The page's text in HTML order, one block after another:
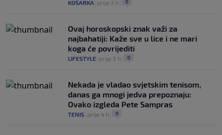
KOŠARKA prije 3 h 0
Ovaj horoskopski znak važi za
najbahatiji: Kaže sve u lice i ne mari
koga će povrijediti
LIFESTYLE prije 3 h 0
Nekada je vladao svjetskim tenisom,
danas ga mnogi jedva prepoznaju:
Ovako izgleda Pete Sampras
TENIS prije 4 h 0